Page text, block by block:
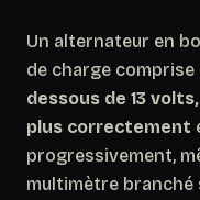
Un alternateur en
de charge comprise
dessous de 13
plus correctement
progressivement,
multimètre branché